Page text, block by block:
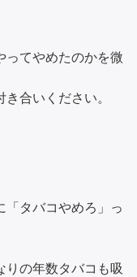
ってやめたのかを微
合いください。
「タバコやめろ」っ
りの年数タバコも吸